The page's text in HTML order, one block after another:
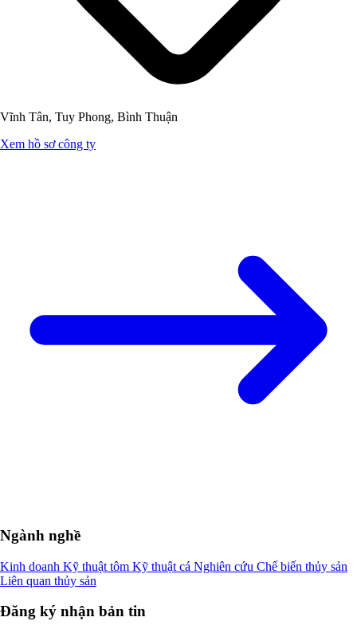
Vĩnh Tân, Tuy Phong, Bình Thuận
Xem hồ sơ công ty
Ngành nghề
Kinh doanh Kỹ thuật tôm Kỹ thuật cá Nghiên cứu Chế biến thủy sản
Liên quan thủy sản
Đăng ký nhận bản tin